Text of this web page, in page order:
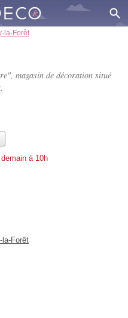
la-Forêt
magasin de décoration situé
à 10h
Forêt